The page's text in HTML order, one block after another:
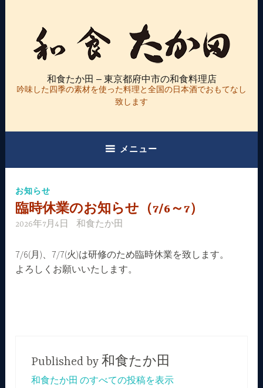
和食たか田 – 東京都府中市の和食料理店
吟味した四季の素材を使った料理と全国の日本酒でおもてなし
致します
メニュー
お知らせ
臨時休業のお知らせ（7/6～7）
2026年7月4日 和食たか田
7/6(月)、7/7(火)は研修のため臨時休業を致します。
よろしくお願いいたします。
Published by 和食たか田
和食たか田 のすべての投稿を表示